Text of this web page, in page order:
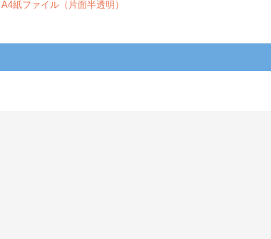
A4紙ファイル（片面半透明）